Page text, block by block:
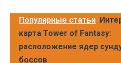
Популярные статьи
карта Tower of Fantasy:
расположение ядер
боссов